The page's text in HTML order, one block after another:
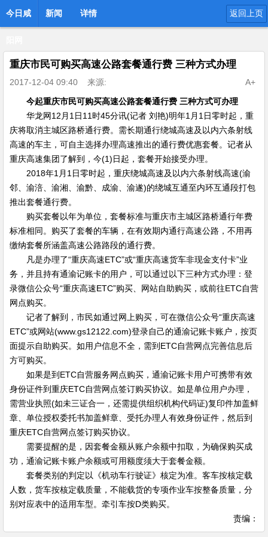
今日咸 新闻 详情 返回上页
重庆市民可购买高速公路套餐通行费 三种方式办理
2017-12-04 09:40 来源:
A+
今起重庆市民可购买高速公路套餐通行费 三种方式可办理
华龙网12月1日11时45分讯(记者 刘艳)明年1月1日零时起，重
庆将取消主城区路桥通行费。需长期通行绕城高速及以内六条射线
高速的车主，可自主选择办理高速推出的通行费优惠套餐。记者从
重庆高速集团了解到，今(1)日起，套餐开始接受办理。
2018年1月1日零时起，重庆绕城高速及以内六条射线高速(渝
邻、渝涪、渝湘、渝黔、成渝、渝遂)的绕城互通至内环互通段打包
推出套餐通行费。
购买套餐以年为单位，套餐标准与重庆市主城区路桥通行年费
标准相同。购买了套餐的车辆，在有效期内通行高速公路，不用再
缴纳套餐所涵盖高速公路路段的通行费。
凡是办理了“重庆高速ETC”或“重庆高速货车非现金支付卡”业
务，并且持有通渝记账卡的用户，可以通过以下三种方式办理：登
录微信公众号“重庆高速ETC”购买、网站自助购买，或前往ETC自营
网点购买。
记者了解到，市民如通过网上购买，可在微信公众号“重庆高速
ETC”或网站(www.gs12122.com)登录自己的通渝记账卡账户，按页
面提示自助购买。如用户信息不全，需到ETC自营网点完善信息后
方可购买。
如果是到ETC自营服务网点购买，通渝记账卡用户可携带有效
身份证件到重庆ETC自营网点签订购买协议。如是单位用户办理，
需营业执照(如未三证合一，还需提供组织机构代码证)复印件加盖鲜
章、单位授权委托书加盖鲜章、受托办理人有效身份证件，然后到
重庆ETC自营网点签订购买协议。
需要提醒的是，因套餐金额从账户余额中扣取，为确保购买成
功，通渝记账卡账户余额或可用额度须大于套餐金额。
套餐类别的判定以《机动车行驶证》核定为准。客车按核定载
人数，货车按核定载质量，不能载货的专项作业车按整备质量，分
别对应表中的适用车型。牵引车按D类购买。
责编：